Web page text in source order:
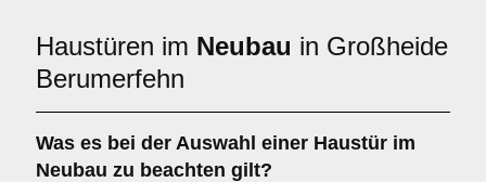
Haustüren im Neubau in Großheide
Berumerfehn
Was es bei der Auswahl einer Haustür im
Neubau zu beachten gilt?